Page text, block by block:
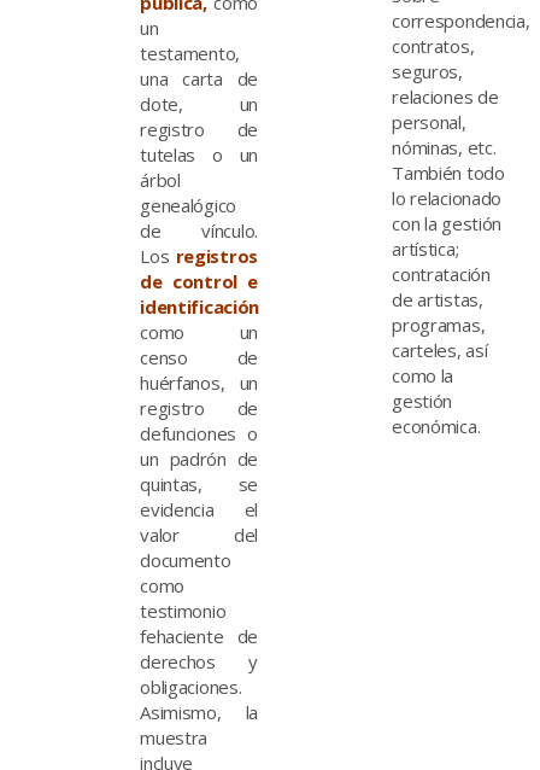
un
testamento,
una carta de
dote, un
registro de
tutelas o un
árbol
genealógico
de vínculo.
Los registros
de control e
identificación
como un
censo de
huérfanos, un
registro de
defunciones o
un padrón de
quintas, se
evidencia el
valor del
documento
como
testimonio
fehaciente de
derechos y
obligaciones.
Asimismo, la
muestra
incluye
correspondencia,
contratos,
seguros,
relaciones de
personal,
nóminas, etc.
También todo
lo relacionado
con la gestión
artística;
contratación
de artistas,
programas,
carteles, así
como la
gestión
económica.